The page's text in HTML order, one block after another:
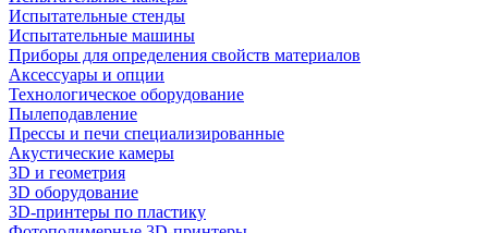
Испытательные стенды
Испытательные машины
Приборы для определения свойств материалов
Аксессуары и опции
Технологическое оборудование
Пылеподавление
Прессы и печи специализированные
Акустические камеры
3D и геометрия
3D оборудование
3D-принтеры по пластику